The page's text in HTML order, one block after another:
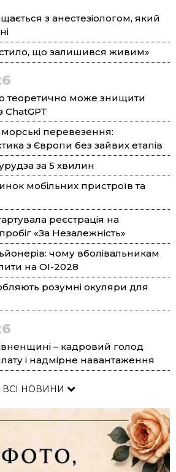
з анестезіологом, який
що залишився живим»
теоретично може знищити
ChatGPT
перевезення:
з Європи без зайвих етапів
за 5 хвилин
мобільних пристроїв та
реєстрація на
«За Незалежність»
чому вболівальникам
на ОІ-2028
розумні окуляри для
– кадровий голод
і надмірне навантаження
ВСІ НОВИНИ